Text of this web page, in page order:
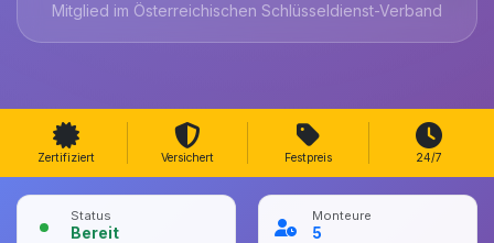
Mitglied im Österreichischen Schlüsseldienst-Verband
Zertifiziert Versichert Festpreis 24/7
Status
Bereit
Monteure
5